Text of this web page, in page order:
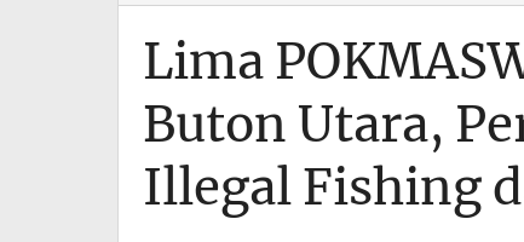
Lima
Buton Utara,
Illegal Fishing